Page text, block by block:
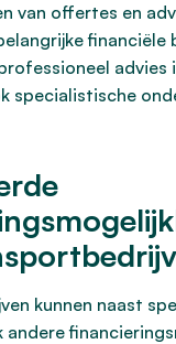
van offertes en
financiële
advies
specialistische
kunnen naast